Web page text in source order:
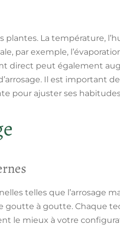
La température,
par exemple,
direct peut également
Il est important
pour ajuster ses habitudes
telles que l’arrosage
goutte à goutte. Chaque
le mieux à votre